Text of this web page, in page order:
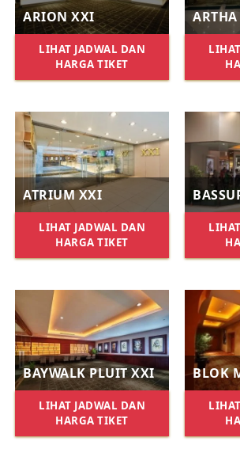
ARION XXI
LIHAT JADWAL DAN
HARGA TIKET
ATRIUM XXI
LIHAT JADWAL DAN
HARGA TIKET
BAYWALK PLUIT XXI
LIHAT JADWAL DAN
HARGA TIKET
BLOK